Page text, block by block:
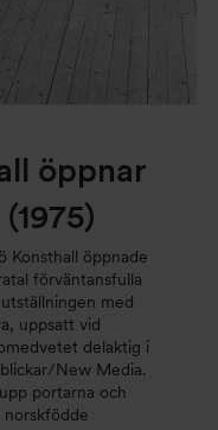
öppnar
)
Konsthall öppnade
förväntansfulla
med
uppsatt vid
delaktig i
New Media.
portarna och
norskfödde